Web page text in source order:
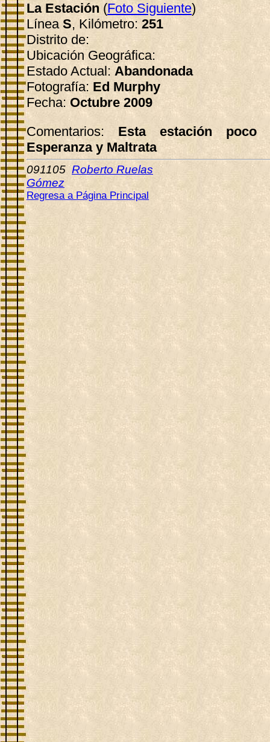
La Estación (Foto Siguiente)
LíneaS, Kilómetro: 251
Distrito de:
Ubicación Geográfica:
Estado Actual: Abandonada
Fotografía: Ed Murphy
Fecha: Octubre 2009
Comentarios: Esta estación poco
Esperanza y Maltrata
091105Roberto Ruelas
Gómez
Regresa a Página Principal